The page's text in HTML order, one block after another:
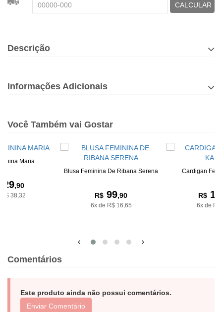
CALCULAR
Descrição
Informações Adicionais
Você Também vai Gostar
Maria
,90
38,32
Blusa Feminina De Ribana Serena
R$ 99,90
6x de R$ 16,65
Cardigan
R$
6x de
Comentários
Este produto ainda não possui comentários.
Enviar Comentário